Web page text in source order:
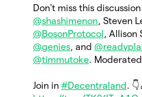
Don't miss this
@shashimenon, Steven
@BosonProtocol , Allison
@genies, and
@timmutoke.
Join in #Decentraland.